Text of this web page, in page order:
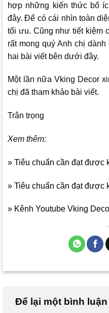
hợp những kiến thức bổ
đây.Để có cái nhìn toàn
tối ưu. Cũng như tiết kiệm
rất mong quý Anh chị
hai bài viết bên dưới đây.
Một lần nữa Vking Decor
chị đã tham khảo bài viết.
Trân trọng
Xem thêm:
» Tiêu chuẩn cần đạt được
» Tiêu chuẩn cần đạt được
» Kênh Youtube Vking
Để lại một bình luận